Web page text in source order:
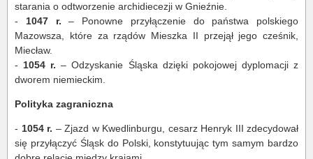
starania o odtworzenie archidiecezji w Gnieźnie.
- 1047 r. – Ponowne przyłączenie do państwa polskiego
Mazowsza, które za rządów Mieszka II przejął jego cześnik,
Miecław.
- 1054 r. – Odzyskanie Śląska dzięki pokojowej dyplomacji z
dworem niemieckim.
Polityka zagraniczna
- 1054 r. – Zjazd w Kwedlinburgu, cesarz Henryk III zdecydował
się przyłączyć Śląsk do Polski, konstytuując tym samym bardzo